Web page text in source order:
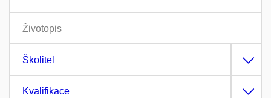
Životopis
Školitel
Kvalifikace